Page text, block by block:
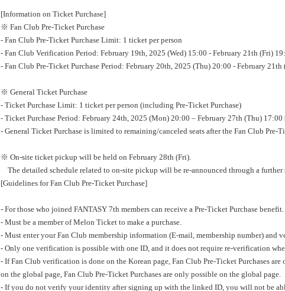
[Information on Ticket Purchase]
※ Fan Club Pre-Ticket Purchase
- Fan Club Pre-Ticket Purchase Limit: 1 ticket per person
- Fan Club Verification Period: February 19th, 2025 (Wed) 15:00 - February 21th (Fri)
- Fan Club Pre-Ticket Purchase Period: February 20th, 2025 (Thu) 20:00 - February
※ General Ticket Purchase
- Ticket Purchase Limit: 1 ticket per person (including Pre-Ticket Purchase)
- Ticket Purchase Period: February 24th, 2025 (Mon) 20:00 – February 27th (Thu) 17:00
- General Ticket Purchase is limited to remaining/canceled seats after the Fan Club Pre-
※ On-site ticket pickup will be held on February 28th (Fri).
The detailed schedule related to on-site pickup will be re-announced through a further
[Guidelines for Fan Club Pre-Ticket Purchase]
- For those who joined FANTASY 7th members can receive a Pre-Ticket Purchase benefit.
- Must be a member of Melon Ticket to make a purchase.
- Must enter your Fan Club membership information (E-mail, membership number) and
- Only one verification is possible with one ID, and it does not require re-verification
- If Fan Club verification is done on the Korean page, Fan Club Pre-Ticket Purchases
on the global page, Fan Club Pre-Ticket Purchases are only possible on the global page.
- If you do not verify your identity after signing up with the linked ID, you will not be